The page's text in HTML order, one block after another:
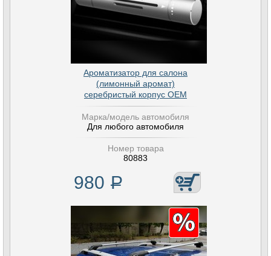
Ароматизатор для салона
(лимонный аромат)
серебристый корпус OEM
Марка/модель автомобиля
Для любого автомобиля
Номер товара
80883
980 Р